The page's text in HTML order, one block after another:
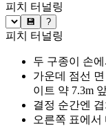
피치 터널링
💾 ?
피치 터널링
두 구종이 손
가운데 점선
이트 약 7.3m
결정 순간엔
오른쪽 표에서